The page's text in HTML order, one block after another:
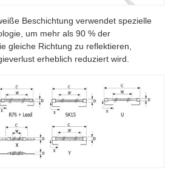
Beschichtung verwendet spezielle
um mehr als 90 % der
gleiche Richtung zu reflektieren,
erheblich reduziert wird.